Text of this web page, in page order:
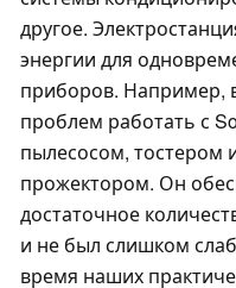
другое.
энергии для
приборов. Например,
проблем работать с
пылесосом, тостером
прожектором. Он
достаточное
и не был слишком
время наших